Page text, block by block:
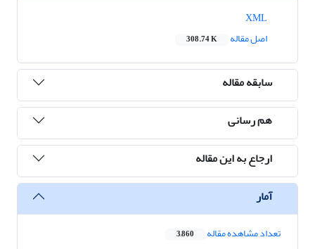
اصل مقاله
308.74 K
سابقه مقاله
هم رسانی
ارجاع به این مقاله
آمار
تعداد مشاهده مقاله 3,860